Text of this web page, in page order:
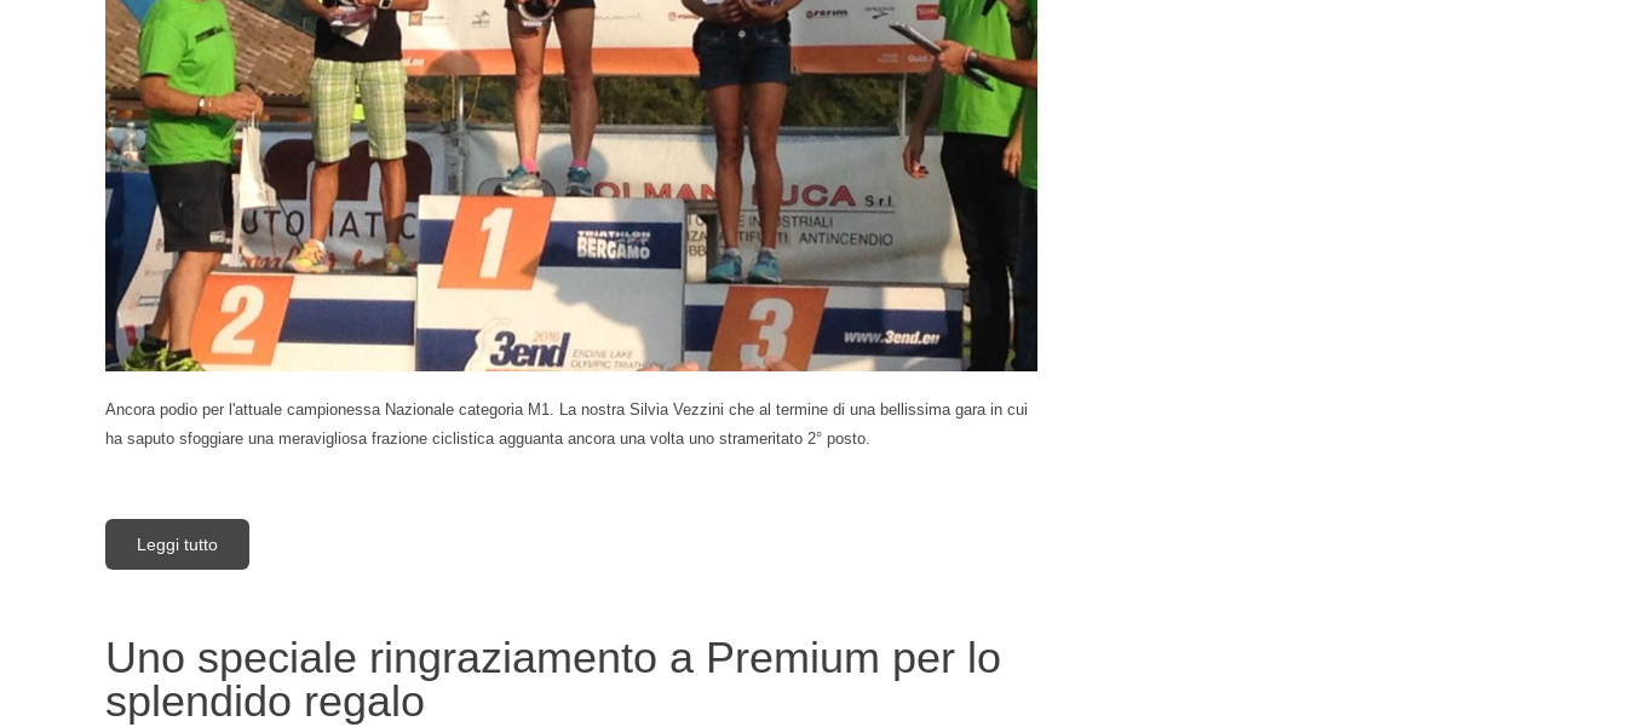
Ancora podio per l'attuale campionessa Nazionale categoria M1. La nostra Silvia Vezzini che al termine di una bellissima gara in cui
ha saputo sfoggiare una meravigliosa frazione ciclistica agguanta ancora una volta uno strameritato 2° posto.
Leggi tutto
Uno speciale ringraziamento a Premium per lo
splendido regalo